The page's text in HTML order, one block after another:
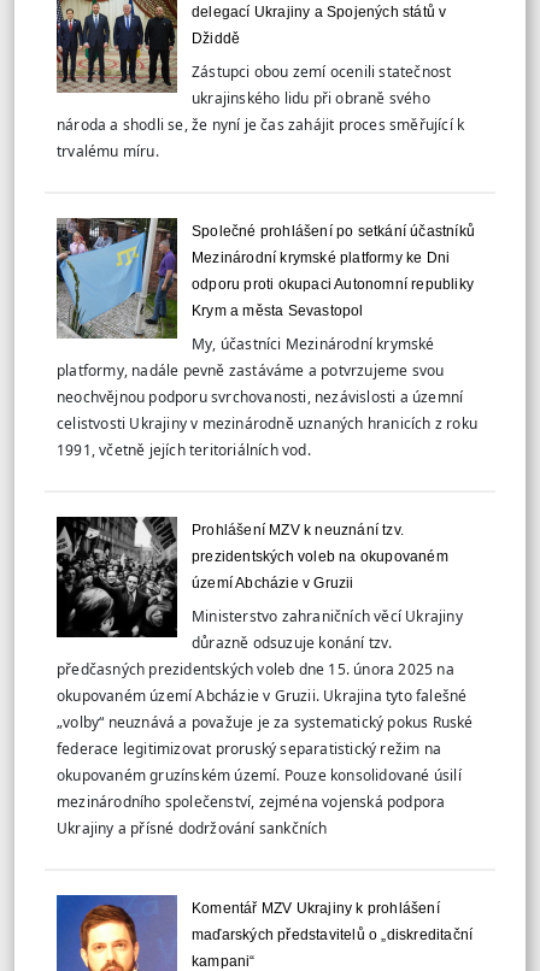
delegací Ukrajiny a Spojených států v
Džiddě
Zástupci obou zemí ocenili statečnost
ukrajinského lidu při obraně svého
národa a shodli se, že nyní je čas zahájit proces směřující k
trvalému míru.
Společné prohlášení po setkání účastníků
Mezinárodní krymské platformy ke Dni
odporu proti okupaci Autonomní republiky
Krym a města Sevastopol
My, účastníci Mezinárodní krymské
platformy, nadále pevně zastáváme a potvrzujeme svou
neochvějnou podporu svrchovanosti, nezávislosti a územní
celistvosti Ukrajiny v mezinárodně uznaných hranicích z roku
1991, včetně jejích teritoriálních vod.
Prohlášení MZV k neuznání tzv.
prezidentských voleb na okupovaném
území Abcházie v Gruzii
Ministerstvo zahraničních věcí Ukrajiny
důrazně odsuzuje konání tzv.
předčasných prezidentských voleb dne 15. února 2025 na
okupovaném území Abcházie v Gruzii. Ukrajina tyto falešné
„volby“ neuznává a považuje je za systematický pokus Ruské
federace legitimizovat proruský separatistický režim na
okupovaném gruzínském území. Pouze konsolidované úsilí
mezinárodního společenství, zejména vojenská podpora
Ukrajiny a přísné dodržování sankčních
Komentář MZV Ukrajiny k prohlášení
maďarských představitelů o „diskreditační
kampani“